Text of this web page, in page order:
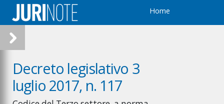
Home
Decreto legislativo 3
luglio 2017, n. 117